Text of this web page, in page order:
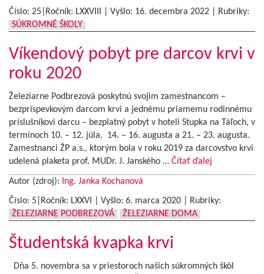
Číslo: 25|Ročník: LXXVIII | Vyšlo: 16. decembra 2022
Rubriky:
SÚKROMNÉ ŠKOLY
Víkendový pobyt pre darcov krvi v
roku 2020
Železiarne Podbrezová poskytnú svojim zamestnancom –
bezpríspevkovým darcom krvi a jednému priamemu rodinnému
príslušníkovi darcu – bezplatný pobyt v hoteli Stupka na Táľoch, v
termínoch 10. – 12. júla, 14. – 16. augusta a 21. – 23. augusta.
Zamestnanci ŽP a.s., ktorým bola v roku 2019 za darcovstvo krvi
udelená plaketa prof. MUDr. J. Janského … Čítať ďalej
Autor (zdroj): Ing. Janka Kochanová
Číslo: 5|Ročník: LXXVI | Vyšlo: 6. marca 2020
Rubriky:
ŽELEZIARNE PODBREZOVÁ
ŽELEZIARNE DOMA
Študentská kvapka krvi
Dňa 5. novembra sa v priestoroch našich súkromných škôl